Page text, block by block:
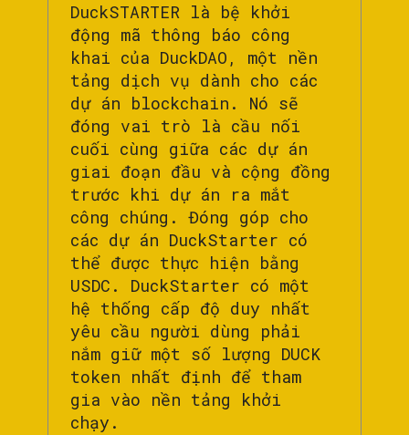
DuckSTARTER là bệ khởi
động mã thông báo công
khai của DuckDAO, một nền
tảng dịch vụ dành cho các
dự án blockchain. Nó sẽ
đóng vai trò là cầu nối
cuối cùng giữa các dự án
giai đoạn đầu và cộng đồng
trước khi dự án ra mắt
công chúng. Đóng góp cho
các dự án DuckStarter có
thể được thực hiện bằng
USDC. DuckStarter có một
hệ thống cấp độ duy nhất
yêu cầu người dùng phải
nắm giữ một số lượng DUCK
token nhất định để tham
gia vào nền tảng khởi
chạy.